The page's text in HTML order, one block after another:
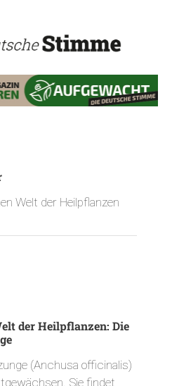
Welt der Heilpflanzen
der Heilpflanzen: Die
(Anchusa officinalis)
Sie findet